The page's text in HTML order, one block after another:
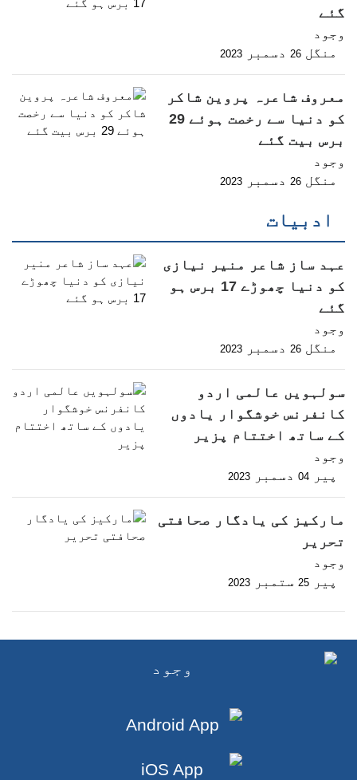
گئے
وجود
منگل 26 دسمبر 2023
معروف شاعرہ پروین شاکر
کو دنیا سے رخصت ہوئے 29
برس بیت گئے
وجود
منگل 26 دسمبر 2023
ادبیات
عہد ساز شاعر منیر نیازی
کو دنیا چھوڑے 17 برس ہو
گئے
وجود
منگل 26 دسمبر 2023
سولہویں عالمی اردو
کانفرنس خوشگوار یادوں
کے ساتھ اختتام پزیر
وجود
پیر 04 دسمبر 2023
مارکیز کی یادگار صحافتی
تحریر
وجود
پیر 25 ستمبر 2023